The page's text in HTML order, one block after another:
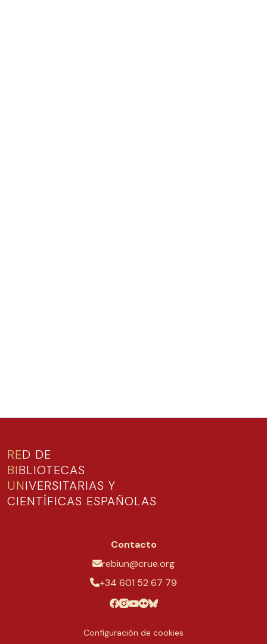
RED DE
BIBLIOTECAS
UNIVERSITARIAS Y
CIENTÍFICAS ESPAÑOLAS
Contacto
rebiun@crue.org
+34 601 52 67 79
Configuración de cookies